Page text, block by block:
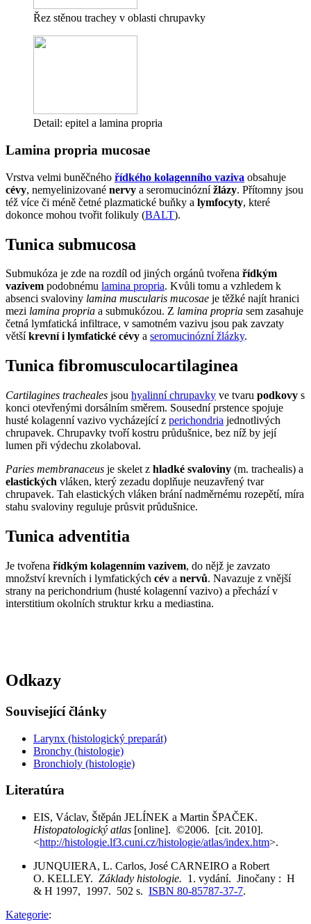
Řez stěnou trachey v oblasti chrupavky
Detail: epitel a lamina propria
Lamina propria mucosae
Vrstva velmi buněčného řídkého kolagenního vaziva obsahuje
cévy, nemyelinizované nervy a seromucinóznížlázy. Přítomny jsou
též více či méně četné plazmatické buňky a lymfocyty, které
dokonce mohou tvořit folikuly (BALT).
Tunica submucosa
Submukóza je zde na rozdíl od jiných orgánů tvořena řídkým
vazivem podobnému lamina propria. Kvůli tomu a vzhledem k
absenci svaloviny lamina muscularis mucosae je těžké najít hranici
mezi lamina propria a submukózou. Z lamina propria sem zasahuje
četná lymfatická infiltrace, v samotném vazivu jsou pak zavzaty
větší krevní i lymfatické cévy a seromucinózní žlázky.
Tunica fibromusculocartilaginea
Cartilagines tracheales jsou hyalinní chrupavky ve tvaru podkovy s
konci otevřenými dorsálním směrem. Sousední prstence spojuje
husté kolagenní vazivo vycházející z perichondria jednotlivých
chrupavek. Chrupavky tvoří kostru průdušnice, bez níž by její
lumen při výdechu zkolaboval.
Paries membranaceus je skelet z hladké svaloviny (m. trachealis) a
elastických vláken, který zezadu doplňuje neuzavřený tvar
chrupavek. Tah elastických vláken brání nadměrnému rozepětí, míra
stahu svaloviny reguluje průsvit průdušnice.
Tunica adventitia
Je tvořena řídkým kolagenním vazivem, do nějž je zavzato
množství krevních i lymfatických cév a nervů. Navazuje z vnější
strany na perichondrium (husté kolagenní vazivo) a přechází v
interstitium okolních struktur krku a mediastina.
Odkazy
Související články
Larynx (histologický preparát)
Bronchy (histologie)
Bronchioly (histologie)
Literatúra
EIS, Václav, Štěpán JELÍNEK a Martin ŠPAČEK.
Histopatologický atlas [online]. ©2006. [cit. 2010].
<http://histologie.lf3.cuni.cz/histologie/atlas/index.htm>.
JUNQUIERA, L. Carlos, José CARNEIRO a Robert
O. KELLEY. Základy histologie. 1. vydání. Jinočany : H
& H 1997, 1997. 502 s. ISBN 80-85787-37-7.
Kategorie: